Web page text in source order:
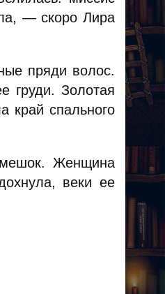
— скоро Лира
пряди волос.
груди. Золотая
край спального
мешок. Женщина
веки ее